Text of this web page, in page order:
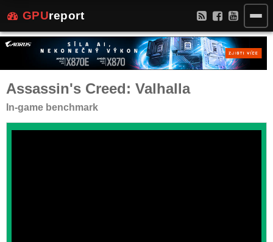
GPUreport
Assassin's Creed: Valhalla
In-game benchmark